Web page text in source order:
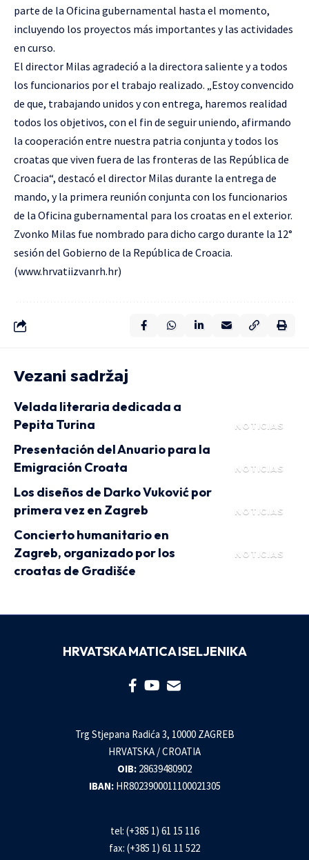
parte de la Oficina gubernamental hasta el momento,
incluyendo los proyectos más importantes y las actividades
en curso.
El director Milas agradeció a la directora saliente y a todos
los funcionarios por el trabajo realizado. „Estoy convencido
de que, trabajando unidos y con entrega, haremos realidad
todos los objetivos, con el fin de seguir uniendo, afirmando
la cooperación entre nuestra patria conjunta y todos los
croatas que viven fuera de las fronteras de las República de
Croacia“, destacó el director Milas durante la entrega de
mando, y la primera reunión conjunta con los funcionarios
de la Oficina gubernamental para los croatas en el exterior.
Zvonko Milas fue nombrado para dicho cargo durante la 12°
sesión del Gobierno de la República de Croacia.
(www.hrvatiizvanrh.hr)
Vezani sadržaj
NOTICIAS
Velada literaria dedicada a
Pepita Turina
NOTICIAS
Presentación del Anuario para la
Emigración Croata
NOTICIAS
Los diseños de Darko Vuković por
primera vez en Zagreb
NOTICIAS
Concierto humanitario en
Zagreb, organizado por los
croatas de Gradišće
HRVATSKA MATICA ISELJENIKA
Trg Stjepana Radića 3, 10000 ZAGREB
HRVATSKA / CROATIA
OIB: 28639480902
IBAN: HR8023900011100021305
tel: (+385 1) 61 15 116
fax: (+385 1) 61 11 522